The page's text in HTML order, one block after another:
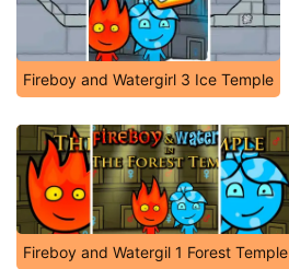
Fireboy and Watergirl 3 Ice Temple
Fireboy and Watergil 1 Forest Temple